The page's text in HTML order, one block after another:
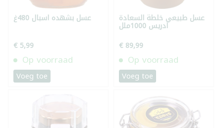
عسل بشهده اسبال 480غ
€ 5,99
Op voorraad
Voeg toe
عسل طبيعي خلطة السعادة
ادريس 1000ملل
€ 89,99
Op voorraad
Voeg toe